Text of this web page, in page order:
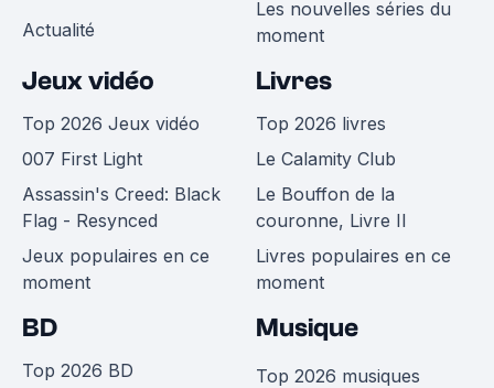
Actualité
Les nouvelles séries du
moment
Jeux vidéo
Top 2026 Jeux vidéo
007 First Light
Assassin's Creed: Black
Flag - Resynced
Jeux populaires en ce
moment
Livres
Top 2026 livres
Le Calamity Club
Le Bouffon de la
couronne, Livre II
Livres populaires en ce
moment
BD
Top 2026 BD
Musique
Top 2026 musiques